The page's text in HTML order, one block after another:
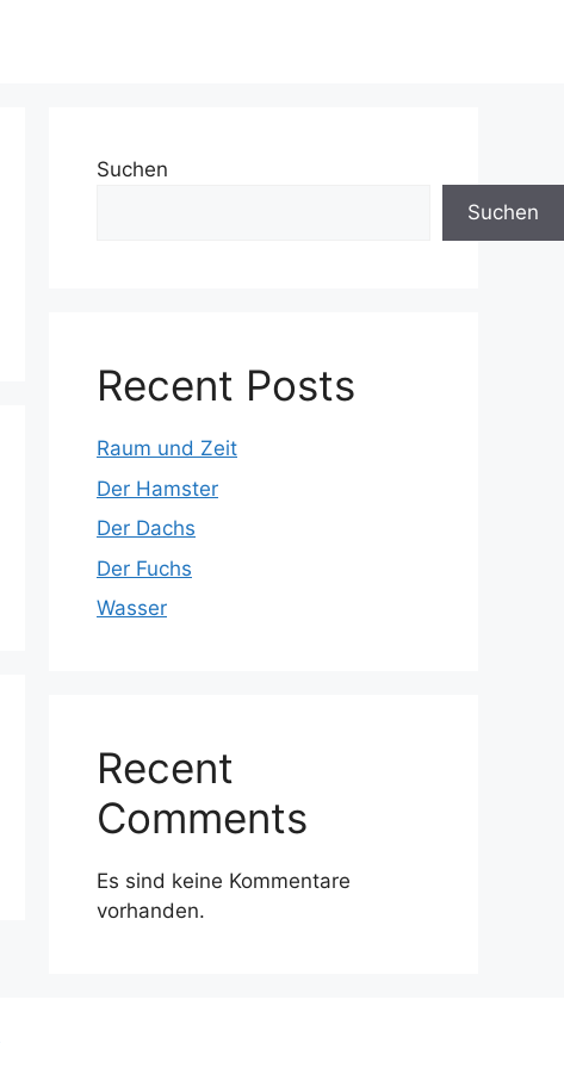
Suchen
Suchen
Recent Posts
Raum und Zeit
Der Hamster
Der Dachs
Der Fuchs
Wasser
Recent
Comments
Es sind keine Kommentare
vorhanden.